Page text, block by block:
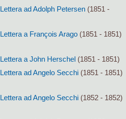
Lettera ad Adolph Petersen (1851 -
Lettera a François Arago (1851 - 1851)
Lettera a John Herschel (1851 - 1851)
Lettera ad Angelo Secchi (1851 - 1851)
Lettera ad Angelo Secchi (1852 - 1852)